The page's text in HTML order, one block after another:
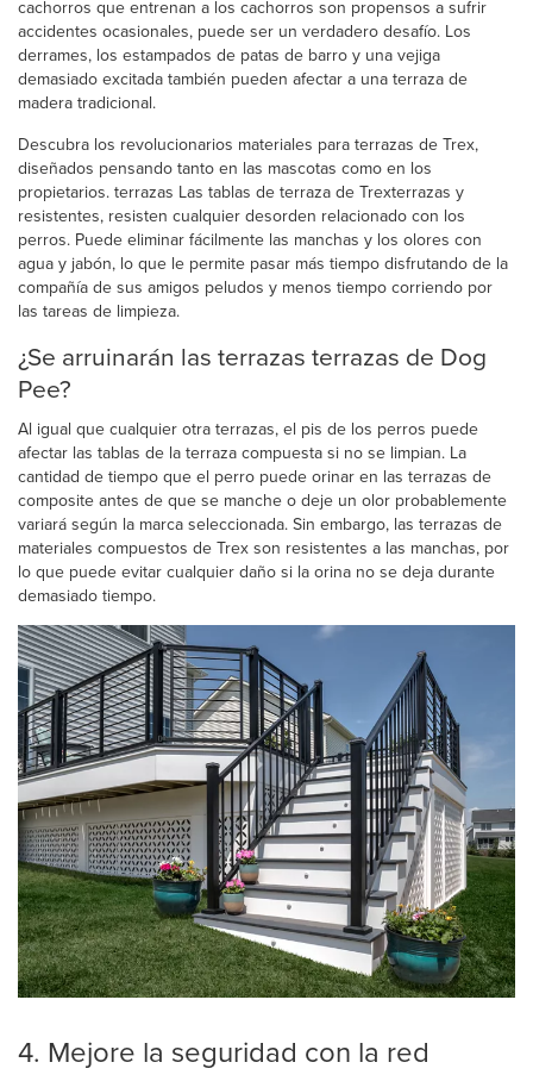
cachorros que entrenan a los cachorros son propensos a sufrir
accidentes ocasionales, puede ser un verdadero desafío. Los
derrames, los estampados de patas de barro y una vejiga
demasiado excitada también pueden afectar a una terraza de
madera tradicional.
Descubra los revolucionarios materiales para terrazas de Trex,
diseñados pensando tanto en las mascotas como en los
propietarios. terrazas Las tablas de terraza de Trexterrazas y
resistentes, resisten cualquier desorden relacionado con los
perros. Puede eliminar fácilmente las manchas y los olores con
agua y jabón, lo que le permite pasar más tiempo disfrutando de la
compañía de sus amigos peludos y menos tiempo corriendo por
las tareas de limpieza.
¿Se arruinarán las terrazas terrazas de Dog
Pee?
Al igual que cualquier otra terrazas, el pis de los perros puede
afectar las tablas de la terraza compuesta si no se limpian. La
cantidad de tiempo que el perro puede orinar en las terrazas de
composite antes de que se manche o deje un olor probablemente
variará según la marca seleccionada. Sin embargo, las terrazas de
materiales compuestos de Trex son resistentes a las manchas, por
lo que puede evitar cualquier daño si la orina no se deja durante
demasiado tiempo.
4. Mejore la seguridad con la red